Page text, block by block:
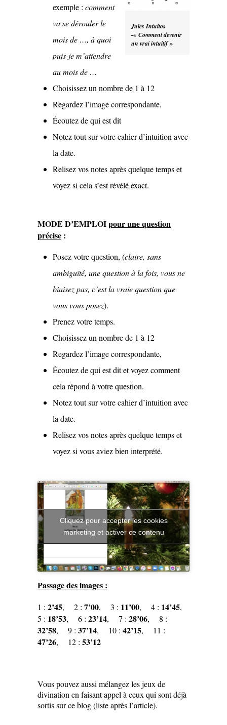
Jules Intuitos
-« Comment devenir
un vrai intuitif »
exemple : comment
va se dérouler le
mois de …, à quoi
puis-je m’attendre
au mois de …
Choisissez un nombre de 1 à 12
Regardez l’image correspondante,
Écoutez de qui est dit
Notez tout sur votre cahier d’intuition avec
la date.
Relisez vos notes après quelque temps et
voyez si cela s’est révélé exact.
MODE D’EMPLOIpour une question
précise :
Posez votre question, (claire, sans
ambiguïté, une question à la fois, vous ne
biaisez pas, c’est la vraie question que
vous vous posez).
Prenez votre temps.
Choisissez un nombre de 1 à 12
Regardez l’image correspondante,
Écoutez de qui est dit et voyez comment
cela répond à votre question.
Notez tout sur votre cahier d’intuition avec
la date.
Relisez vos notes après quelque temps et
voyez si vous aviez bien interprété.
Cliquez pour accepter les cookies
marketing et activer ce contenu
Passage des images :
1 : 2’45, 2 : 7’00, 3 : 11’00, 4 : 14’45,
5 : 18’53, 6 : 23’14, 7 : 28’06, 8 :
32’58, 9 : 37’14, 10 : 42’15, 11 :
47’26, 12 : 53’12
Vous pouvez aussi mélangez les jeux de
divination en faisant appel à ceux qui sont déjà
sortis sur ce blog (liste après l’article).